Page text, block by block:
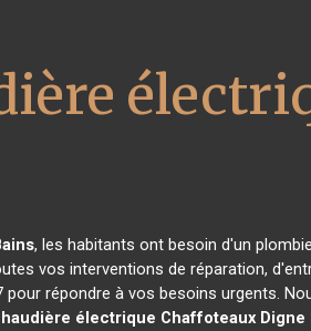
, les habitants ont besoin d'un
vos interventions de réparation,
répondre à vos besoins urgents.
électrique Chaffoteaux Digne